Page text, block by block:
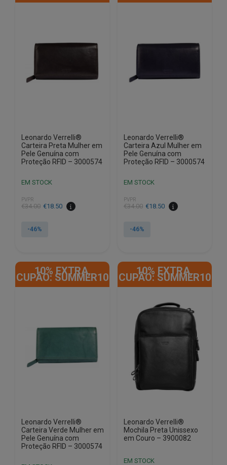
Leonardo Verrelli®
Carteira Preta Mulher em
Pele Genuína com
Proteção RFID – 3000574
EM STOCK
PVPR
€34.00
O
original
€18.50
O
atual
-46%
Leonardo Verrelli®
Carteira Azul Mulher em
Pele Genuína com
Proteção RFID – 3000574
EM STOCK
PVPR
€34.00
O
original
€18.50
O
atual
-46%
10% EXTRA,
CUPÃO: SUMMER10
Leonardo Verrelli®
Carteira Verde Mulher em
Pele Genuína com
Proteção RFID – 3000574
10% EXTRA,
CUPÃO: SUMMER10
Leonardo Verrelli®
Mochila Preta Unissexo
em Couro – 3900082
EM STOCK